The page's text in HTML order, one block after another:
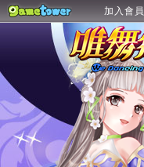
加入會員